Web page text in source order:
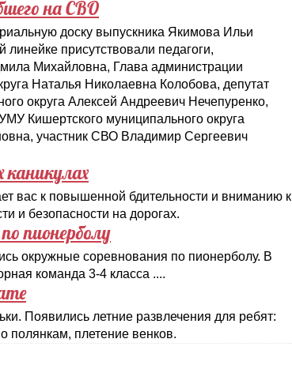
на СВО
доску выпускника Якимова Ильи
присутствовали педагоги,
Михайловна, Глава администрации
Наталья Николаевна Колобова, депутат
округа Алексей Андреевич Нечепуренко,
Кишертского муниципального округа
участник СВО Владимир Сергеевич
каникулах
вас к повышенной бдительности и вниманию к
и безопасности на дорогах.
пионерболу
окружные соревнования по пионерболу. В
команда 3-4 класса ....
Появились летние развлечения для ребят:
полянкам, плетение венков.